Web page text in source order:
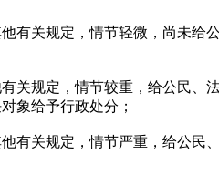
关规定，情节轻微，尚未给
规定，情节较重，给公民、
象给予行政处分；
关规定，情节严重，给公民